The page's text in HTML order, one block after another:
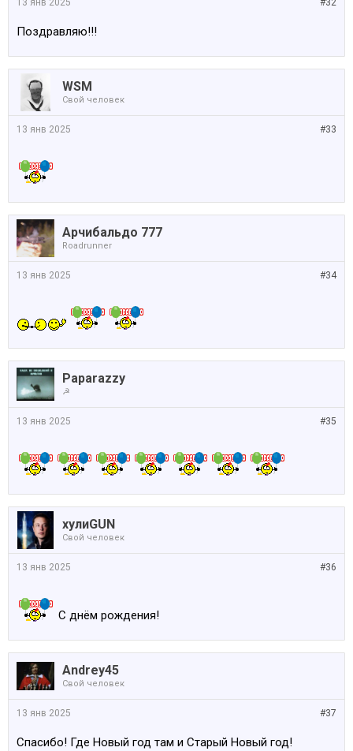
#32
13 янв 2025
Поздравляю!!!
WSM
Свой человек
#33
13 янв 2025
Арчибальдо 777
Roadrunner
#34
13 янв 2025
Paparazzy
☭
#35
13 янв 2025
хулиGUN
Свой человек
#36
13 янв 2025
С днём рождения!
Andrey45
Свой человек
#37
13 янв 2025
Спасибо! Где Новый год там и Старый Новый год!